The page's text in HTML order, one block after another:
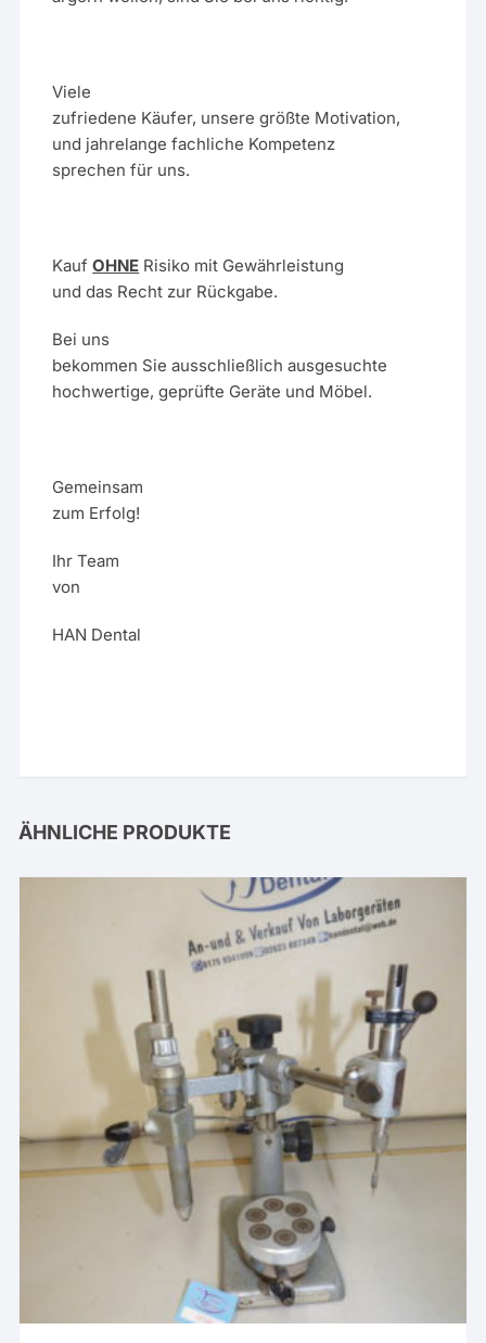
Viele
zufriedene Käufer, unsere größte Motivation,
und jahrelange fachliche Kompetenz
sprechen für uns.
KaufOHNE Risiko mit Gewährleistung
und das Recht zur Rückgabe.
Bei uns
bekommen Sie ausschließlich ausgesuchte
hochwertige, geprüfte Geräte und Möbel.
Gemeinsam
zum Erfolg!
Ihr Team
von
HAN Dental
ÄHNLICHE PRODUKTE